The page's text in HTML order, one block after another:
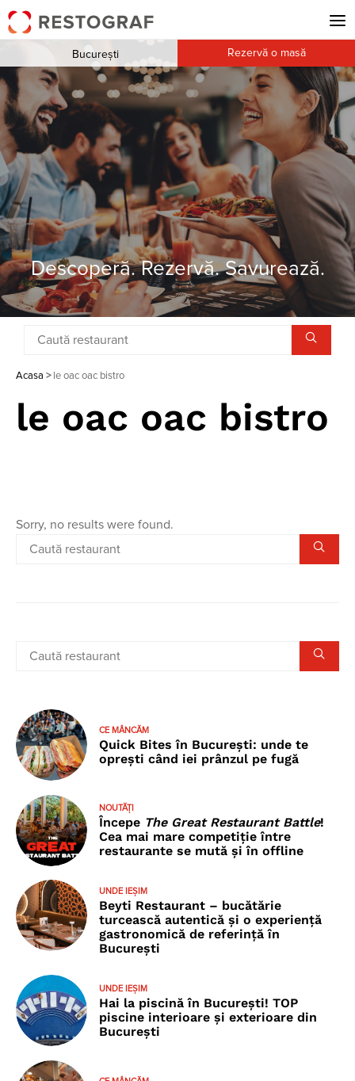
Descoperă. Rezervă. Savurează.
București Rezervă o masă
Acasa > le oac oac bistro
le oac oac bistro
Sorry, no results were found.
CE MÂNCĂM
Quick Bites în București: unde te
oprești când iei prânzul pe fugă
NOUTĂȚI
Începe The Great Restaurant Battle!
Cea mai mare competiție între
restaurante se mută și în offline
UNDE IEȘIM
Beyti Restaurant – bucătărie
turcească autentică și o experiență
gastronomică de referință în
București
UNDE IEȘIM
Hai la piscină în București! TOP
piscine interioare și exterioare din
București